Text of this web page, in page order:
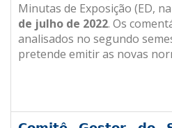
Minutas de Exposição (ED,
de julho de 2022. Os
analisados no segundo
pretende emitir as novas